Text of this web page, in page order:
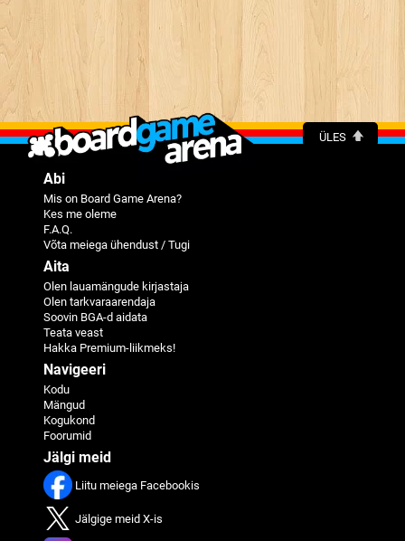
ÜLES
Abi
Mis on Board Game Arena?
Kes me oleme
F.A.Q.
Võta meiega ühendust / Tugi
Aita
Olen lauamängude kirjastaja
Olen tarkvaraarendaja
Soovin BGA-d aidata
Teata veast
Hakka Premium-liikmeks!
Navigeeri
Kodu
Mängud
Kogukond
Foorumid
Jälgi meid
Liitu meiega Facebookis
Jälgige meid X-is